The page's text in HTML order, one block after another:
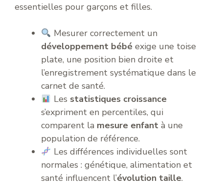
essentielles pour garçons et filles.
Mesurer correctement un
développement bébé exige une toise
plate, une position bien droite et
l’enregistrement systématique dans le
carnet de santé.
Les statistiques croissance
s’expriment en percentiles, qui
comparent la mesure enfant à une
population de référence.
Les différences individuelles sont
normales : génétique, alimentation et
santé influencent l’évolution taille.